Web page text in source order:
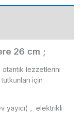
26 cm ;
otantik lezzetlerini
için
yayıcı) , elektrikli